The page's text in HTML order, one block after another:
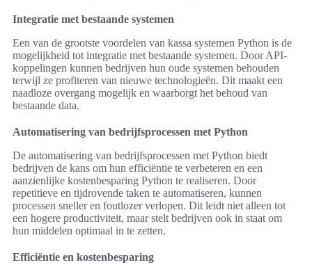
Integratie met bestaande systemen
Een van de grootste voordelen van kassa systemen Python is de
mogelijkheid tot integratie met bestaande systemen. Door API-
koppelingen kunnen bedrijven hun oude systemen behouden
terwijl ze profiteren van nieuwe technologieën. Dit maakt een
naadloze overgang mogelijk en waarborgt het behoud van
bestaande data.
Automatisering van bedrijfsprocessen met Python
De automatisering van bedrijfsprocessen met Python biedt
bedrijven de kans om hun efficiëntie te verbeteren en een
aanzienlijke kostenbesparing Python te realiseren. Door
repetitieve en tijdrovende taken te automatiseren, kunnen
processen sneller en foutlozer verlopen. Dit leidt niet alleen tot
een hogere productiviteit, maar stelt bedrijven ook in staat om
hun middelen optimaal in te zetten.
Efficiëntie en kostenbesparing